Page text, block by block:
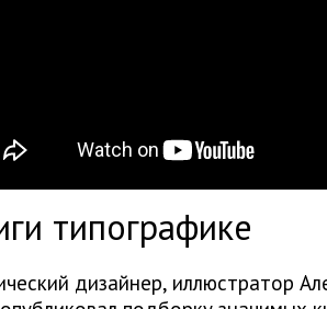
типографике
дизайнер, иллюстратор